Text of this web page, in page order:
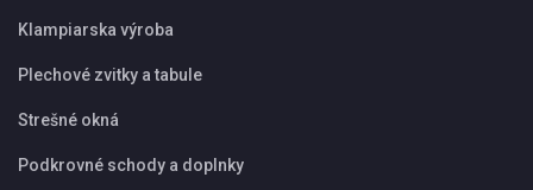
Klampiarska výroba
Plechové zvitky a tabule
Strešné okná
Podkrovné schody a doplnky